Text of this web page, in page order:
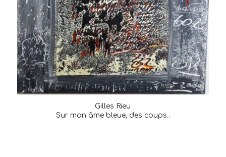
Gilles Rieu
Sur mon âme bleue, des coups..